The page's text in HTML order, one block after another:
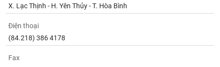
X. Lạc Thịnh - H. Yên Thủy - T. Hòa Bình
Điện thoại
(84.218) 386 4178
Fax
Lãnh
đạo
(-)